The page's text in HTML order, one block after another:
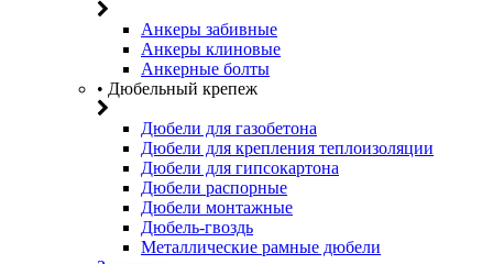
Анкеры забивные
Анкеры клиновые
Анкерные болты
• Дюбельный крепеж
Дюбели для газобетона
Дюбели для крепления теплоизоляции
Дюбели для гипсокартона
Дюбели распорные
Дюбели монтажные
Дюбель-гвоздь
Металлические рамные дюбели